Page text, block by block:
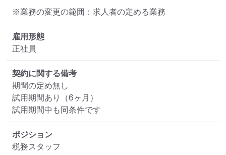
※業務の変更の範囲：求人者の定める業務
雇用形態
正社員
契約に関する備考
期間の定め無し
試用期間あり（6ヶ月）
試用期間中も同条件です
ポジション
税務スタッフ